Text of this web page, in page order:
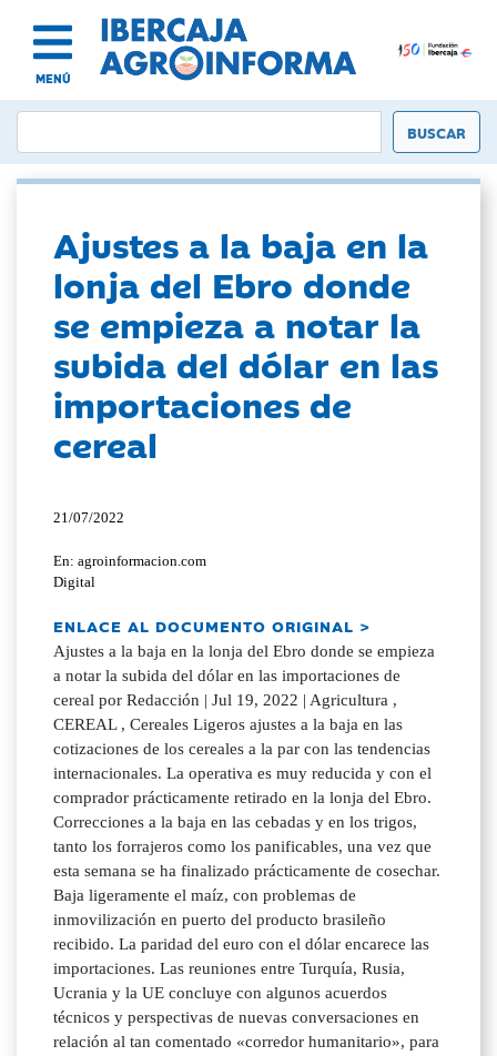
MENÚ
Ajustes a la baja en la
lonja del Ebro donde
se empieza a notar la
subida del dólar en las
importaciones de
cereal
21/07/2022
En: agroinformacion.com
Digital
ENLACE AL DOCUMENTO ORIGINAL >
Ajustes a la baja en la lonja del Ebro donde se empieza
a notar la subida del dólar en las importaciones de
cereal por Redacción | Jul 19, 2022 | Agricultura ,
CEREAL , Cereales Ligeros ajustes a la baja en las
cotizaciones de los cereales a la par con las tendencias
internacionales. La operativa es muy reducida y con el
comprador prácticamente retirado en la lonja del Ebro.
Correcciones a la baja en las cebadas y en los trigos,
tanto los forrajeros como los panificables, una vez que
esta semana se ha finalizado prácticamente de cosechar.
Baja ligeramente el maíz, con problemas de
inmovilización en puerto del producto brasileño
recibido. La paridad del euro con el dólar encarece las
importaciones. Las reuniones entre Turquía, Rusia,
Ucrania y la UE concluye con algunos acuerdos
técnicos y perspectivas de nuevas conversaciones en
relación al tan comentado «corredor humanitario», para